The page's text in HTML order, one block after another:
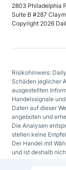
2803 Philadelphia
Suite B #287
Copyright 2026
Risikohinweis:
Schäden jeglicher
ausgestellten
Handelssignale
Daten auf dieser
angeboten und
Die Analysen
stellen keine
Der Handel mit
und ist deshalb